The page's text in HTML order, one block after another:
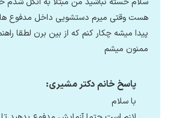
هست وقتی میرم دستشویی داخل مدفوع
پیدا میشه چکار کنم که از بین برن لطقا
ممنون میشم
پاسخ خانم دکتر مشیری:
با سلام